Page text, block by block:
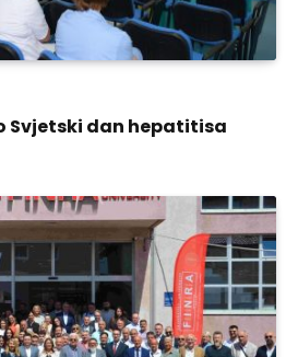
Svjetski dan hepatitisa